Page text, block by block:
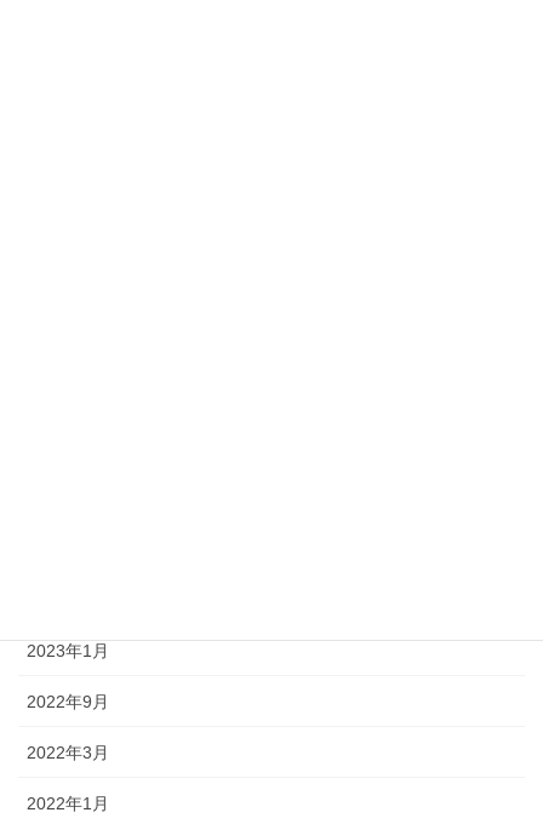
2023年1月
2022年9月
2022年3月
2022年1月